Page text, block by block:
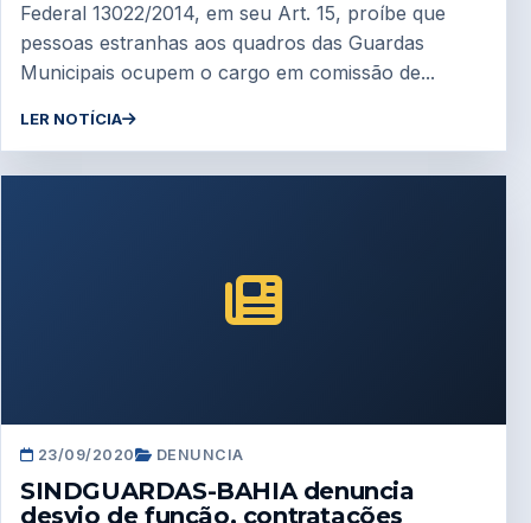
Federal 13022/2014, em seu Art. 15, proíbe que
pessoas estranhas aos quadros das Guardas
Municipais ocupem o cargo em comissão de...
LER NOTÍCIA
23/09/2020 DENUNCIA
SINDGUARDAS-BAHIA denuncia
desvio de função, contratações